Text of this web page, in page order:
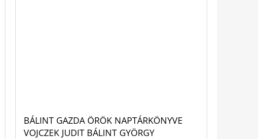
BÁLINT GAZDA ÖRÖK NAPTÁRKÖNYVE
VOJCZEK JUDIT BÁLINT GYÖRGY